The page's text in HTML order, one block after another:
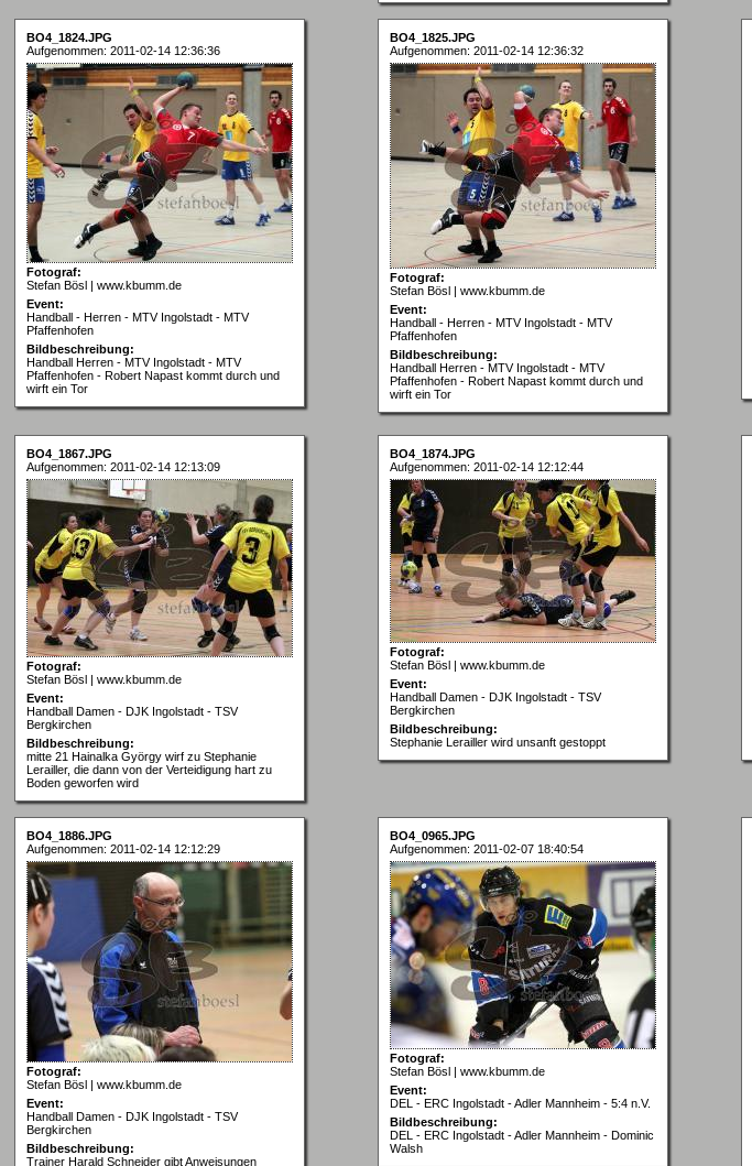
BO4_1824.JPG
Aufgenommen: 2011-02-14 12:36:36
Fotograf:
Stefan Bösl | www.kbumm.de
Event:
Handball - Herren - MTV Ingolstadt - MTV
Pfaffenhofen
Bildbeschreibung:
Handball Herren - MTV Ingolstadt - MTV
Pfaffenhofen - Robert Napast kommt durch und
wirft ein Tor
BO4_1825.JPG
Aufgenommen: 2011-02-14 12:36:32
Fotograf:
Stefan Bösl | www.kbumm.de
Event:
Handball - Herren - MTV Ingolstadt - MTV
Pfaffenhofen
Bildbeschreibung:
Handball Herren - MTV Ingolstadt - MTV
Pfaffenhofen - Robert Napast kommt durch und
wirft ein Tor
BO4_1867.JPG
Aufgenommen: 2011-02-14 12:13:09
Fotograf:
Stefan Bösl | www.kbumm.de
Event:
Handball Damen - DJK Ingolstadt - TSV
Bergkirchen
Bildbeschreibung:
mitte 21 Hainalka György wirf zu Stephanie
Lerailler, die dann von der Verteidigung hart zu
Boden geworfen wird
BO4_1874.JPG
Aufgenommen: 2011-02-14 12:12:44
Fotograf:
Stefan Bösl | www.kbumm.de
Event:
Handball Damen - DJK Ingolstadt - TSV
Bergkirchen
Bildbeschreibung:
Stephanie Lerailler wird unsanft gestoppt
BO4_1886.JPG
Aufgenommen: 2011-02-14 12:12:29
Fotograf:
Stefan Bösl | www.kbumm.de
Event:
Handball Damen - DJK Ingolstadt - TSV
Bergkirchen
Bildbeschreibung:
Trainer Harald Schneider gibt Anweisungen
BO4_0965.JPG
Aufgenommen: 2011-02-07 18:40:54
Fotograf:
Stefan Bösl | www.kbumm.de
Event:
DEL - ERC Ingolstadt - Adler Mannheim - 5:4 n.V.
Bildbeschreibung:
DEL - ERC Ingolstadt - Adler Mannheim - Dominic
Walsh